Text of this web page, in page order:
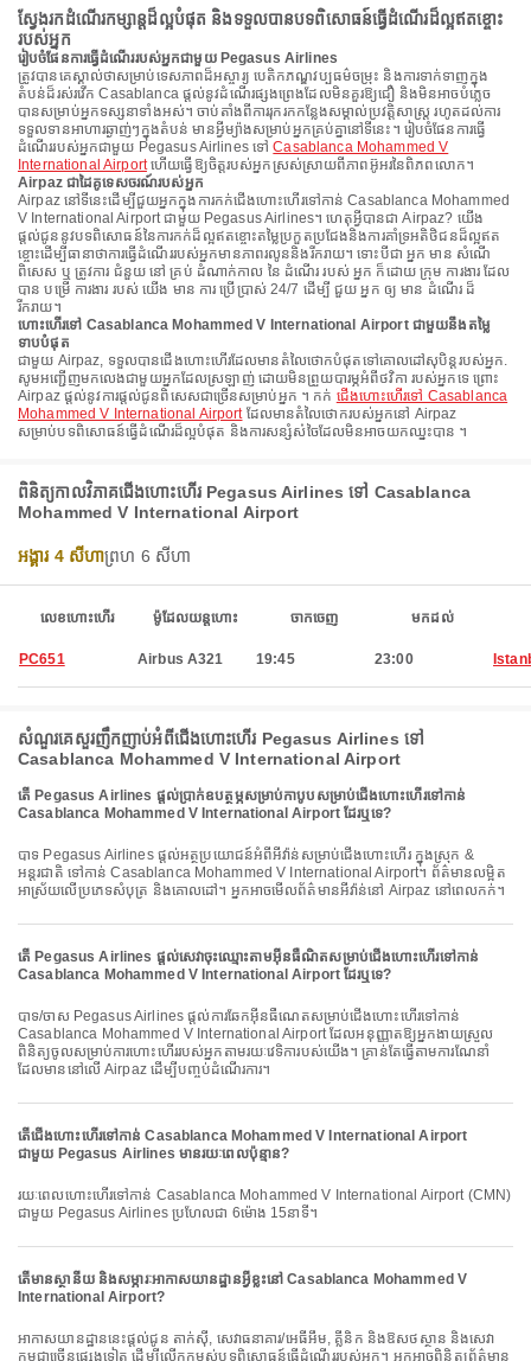
ស្វែងរកដំណើរកម្សាន្តដ៏ល្អបំផុត និងទទួលបានបទពិសោធន៍ធ្វើដំណើរដ៏ល្អឥតខ្ចោះ
របស់អ្នក
រៀបចំផែនការធ្វើដំណើររបស់អ្នកជាមួយ Pegasus Airlines
ត្រូវបានគេស្គាល់ថាសម្រាប់ទេសភាពដ៏អស្ចារ្យ បេតិកភណ្ឌវប្បធម៌ចម្រុះ និងការទាក់ទាញក្នុង
តំបន់ដ៏រស់រវើក Casablanca ផ្តល់នូវដំណើរផ្សងព្រេងដែលមិនគួរឱ្យជឿ និងមិនអាចបំភ្លេច
បានសម្រាប់អ្នកទស្សនាទាំងអស់។ ចាប់តាំងពីការរុករកកន្លែងសម្គាល់ប្រវត្តិសាស្ត្រ រហូតដល់ការ
ទទួលទានអាហារឆ្ងាញ់ៗក្នុងតំបន់ មានអ្វីម្យ៉ាងសម្រាប់អ្នកគ្រប់គ្នានៅទីនេះ។ រៀបចំផែនការធ្វើ
ដំណើររបស់អ្នកជាមួយ Pegasus Airlines ទៅCasablanca Mohammed V
International Airportហើយធ្វើឱ្យចិត្តរបស់អ្នកស្រស់ស្រាយពីភាពអ៊ូអរនៃពិភពលោក។
Airpaz ជាដៃគូទេសចរណ៍របស់អ្នក
Airpaz នៅទីនេះដើម្បីជួយអ្នកក្នុងការកក់ជើងហោះហើរទៅកាន់ Casablanca Mohammed
V International Airport ជាមួយ Pegasus Airlines។ ហេតុអ្វីបានជា Airpaz? យើង
ផ្តល់ជូននូវបទពិសោធន៍នៃការកក់ដ៏ល្អឥតខ្ចោះតម្លៃប្រកួតប្រជែងនិងការគាំទ្រអតិថិជនដ៏ល្អឥត
ខ្ចោះដើម្បីធានាថាការធ្វើដំណើររបស់អ្នកមានភាពរលូននិងរីករាយ។ ទោះបីជា អ្នក មាន សំណើ
ពិសេស ឬ ត្រូវការ ជំនួយ នៅ គ្រប់ ដំណាក់កាល នៃ ដំណើរ របស់ អ្នក ក៏ដោយ ក្រុម ការងារ ដែល
បាន បម្រើ ការងារ របស់ យើង មាន ការ ប្រើប្រាស់ 24/7 ដើម្បី ជួយ អ្នក ឲ្យ មាន ដំណើរ ដ៏
រីករាយ។
ហោះហើរទៅ Casablanca Mohammed V International Airport ជាមួយនឹងតម្លៃ
ទាបបំផុត
ជាមួយ Airpaz, ទទួលបានជើងហោះហើរដែលមានតំលៃថោកបំផុតទៅគោលដៅសុបិន្តរបស់អ្នក.
សូមអញ្ជើញមកលេងជាមួយអ្នកដែលស្រឡាញ់ ដោយមិនព្រួយបារម្ភអំពីថវិកា របស់អ្នកទេ ព្រោះ
Airpaz ផ្តល់នូវការផ្តល់ជូនពិសេសជាច្រើនសម្រាប់អ្នក ។ កក់ ជើងហោះហើរទៅ Casablanca
Mohammed V International Airportដែលមានតំលៃថោករបស់អ្នកនៅ Airpaz
សម្រាប់បទពិសោធន៍ធ្វើដំណើរដ៏ល្អបំផុត និងការសន្សំសំចៃដែលមិនអាចយកឈ្នះបាន ។
ពិនិត្យកាលវិភាគជើងហោះហើរ Pegasus Airlines ទៅ Casablanca
Mohammed V International Airport
អង្គារ 4 សីហាព្រហ 6 សីហា
លេខហោះហើរ ម៉ូដែលយន្តហោះ ចាកចេញ មកដល់
PC651 Airbus A321 19:45 23:00
សំណួរគេសួរញឹកញាប់អំពីជើងហោះហើរ Pegasus Airlines ទៅ
Casablanca Mohammed V International Airport
តើ Pegasus Airlines ផ្តល់ប្រាក់ឧបត្ថម្ភសម្រាប់កាបូបសម្រាប់ជើងហោះហើរទៅកាន់
Casablanca Mohammed V International Airport ដែរឬទេ?
បាទ Pegasus Airlines ផ្តល់អត្ថប្រយោជន៍អំពីអីវ៉ាន់សម្រាប់ជើងហោះហើរ ក្នុងស្រុក &
អន្តរជាតិ ទៅកាន់ Casablanca Mohammed V International Airport។ ព័ត៌មានលម្អិត
អាស្រ័យលើប្រភេទសំបុត្រ និងគោលដៅ។ អ្នកអាចមើលព័ត៌មានអីវ៉ាន់នៅ Airpaz នៅពេលកក់។
តើ Pegasus Airlines ផ្តល់សេវាចុះឈ្មោះតាមអ៊ីនធឺណិតសម្រាប់ជើងហោះហើរទៅកាន់
Casablanca Mohammed V International Airport ដែរឬទេ?
បាទ/ចាស Pegasus Airlines ផ្តល់ការឆែកអ៊ីនធឺណេតសម្រាប់ជើងហោះហើរទៅកាន់
Casablanca Mohammed V International Airport ដែលអនុញ្ញាតឱ្យអ្នកងាយស្រួល
ពិនិត្យចូលសម្រាប់ការហោះហើររបស់អ្នកតាមរយៈវេទិការបស់យើង។ គ្រាន់តែធ្វើតាមការណែនាំ
ដែលមាននៅលើ Airpaz ដើម្បីបញ្ចប់ដំណើរការ។
តើជើងហោះហើរទៅកាន់ Casablanca Mohammed V International Airport
ជាមួយ Pegasus Airlines មានរយៈពេលប៉ុន្មាន?
រយៈពេលហោះហើរទៅកាន់ Casablanca Mohammed V International Airport (CMN)
ជាមួយ Pegasus Airlines ប្រហែលជា 6ម៉ោង 15នាទី។
តើមានស្ថានីយ និងសម្ភារៈអាកាសយានដ្ឋានអ្វីខ្លះនៅ Casablanca Mohammed V
International Airport?
អាកាសយានដ្ឋាននេះផ្តល់ជូន តាក់ស៊ី, សេវាធនាគារ/អេធីអឹម, គ្លីនិក និងឱសថស្ថាន និងសេវា
កម្មជាច្រើនផ្សេងទៀត ដើម្បីលើកកម្ពស់បទពិសោធន៍ធ្វើដំណើររបស់អ្នក។ អ្នកអាចពិនិត្យព័ត៌មាន